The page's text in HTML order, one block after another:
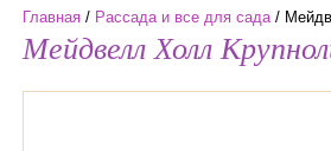
Главная / Рассада и все для сада/
Мейдвелл Холл